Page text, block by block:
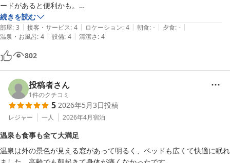
ードがあると便利かも。
立地については居酒屋他飲食店が近くにたくさんあるので、素泊まりす
続きを読む
部屋: 3 | 接客・サービス: 4 | ロケーション: 4 | 朝食: - | 夕食: - |
温泉・お風呂: 4 | 設備: 4 | 清潔さ: 4
802
投稿者さん
1件のクチコミ
5 2026年5月3日投稿
レジャー 一人 2026年4月宿泊
温泉も食事も全て大満足
温泉は外の景色が見える窓があって明るく、ベッドも広くて快適に眠れ